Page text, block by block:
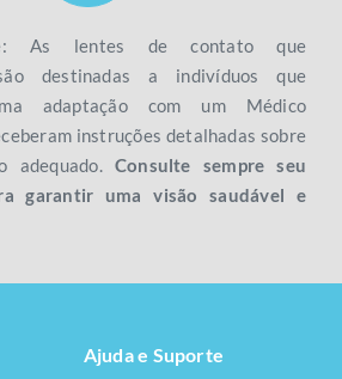
As lentes de contato que
destinadas a indivíduos que
adaptação com um Médico
instruções detalhadas sobre
adequado. Consulte sempre seu
garantir uma visão saudável e
Ajuda e Suporte